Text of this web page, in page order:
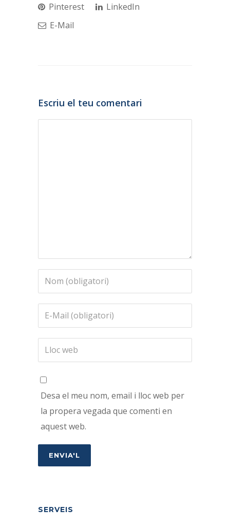
Pinterest
LinkedIn
E-Mail
Escriu el teu comentari
Desa el meu nom, email i lloc web per
la propera vegada que comenti en
aquest web.
SERVEIS